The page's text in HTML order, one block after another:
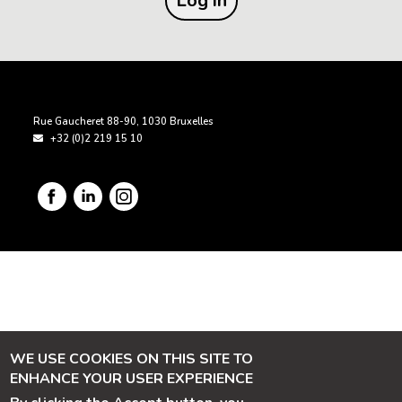
PIED DE PAGE
Rue Gaucheret 88-90, 1030 Bruxelles
+32 (0)2 219 15 10
WE USE COOKIES ON THIS SITE TO
ENHANCE YOUR USER EXPERIENCE